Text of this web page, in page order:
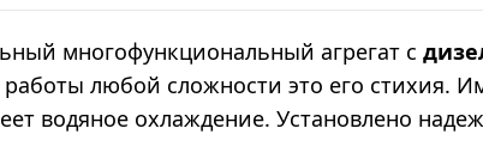
многофункциональный агрегат с
любой сложности это его стихия.
водяное охлаждение. Установлено